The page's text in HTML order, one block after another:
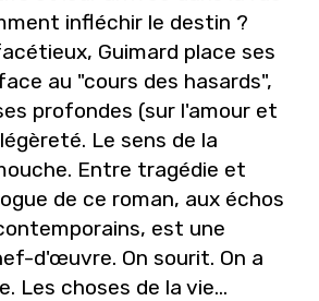
infléchir le destin ?
Guimard place ses
au "cours des hasards",
profondes (sur l'amour et
Le sens de la
Entre tragédie et
de ce roman, aux échos
est une
d'œuvre. On sourit. On a
Les choses de la vie...